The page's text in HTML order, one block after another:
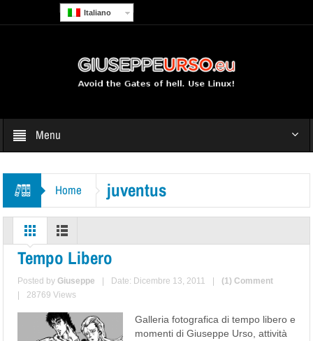
Italiano
Menu
Home juventus
Tempo Libero
Posted byGiuseppe Date: Dicembre 13, 2011
(1) Comment
28769 Views
Galleria fotografica di tempo libero e
momenti di Giuseppe Urso, attività